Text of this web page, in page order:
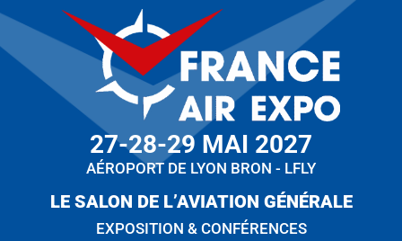
27-28-29 MAI 2027
AÉROPORT DE LYON BRON - LFLY
LE SALON DE L’AVIATION GÉNÉRALE
EXPOSITION & CONFÉRENCES